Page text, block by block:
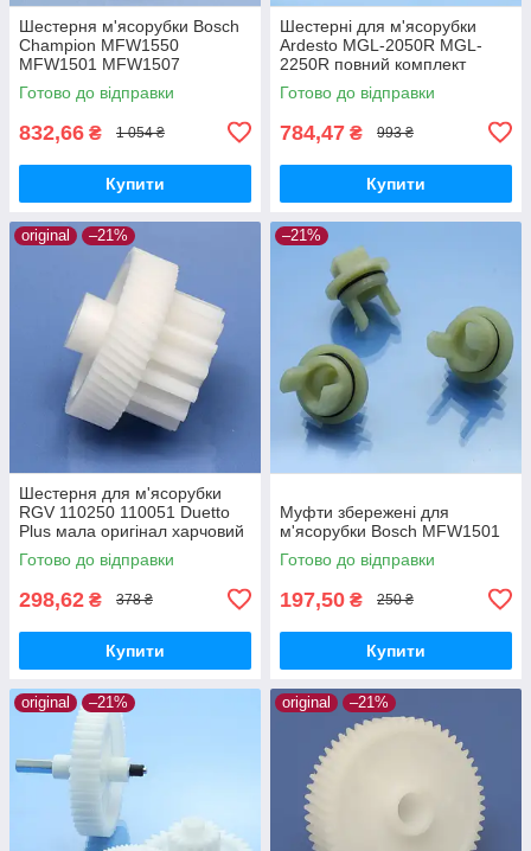
Шестерня м'ясорубки Bosch
Champion MFW1550
MFW1501 MFW1507
MFW1511 MFW1545 SFW1
CNFW2 оригінал Ø68 h25
Готово до відправки
832,66 ₴ 1 054 ₴
Купити
Шестерні для м'ясорубки
Ardesto MGL-2050R MGL-
2250R повний комплект
оригінал харчовий пластик
Готово до відправки
784,47 ₴ 993 ₴
Купити
original –21%
Шестерня для м'ясорубки
RGV 110250 110051 Duetto
Plus мала оригінал харчовий
пластик
Готово до відправки
298,62 ₴ 378 ₴
Купити
–21%
Муфти збережені для
м'ясорубки Bosch MFW1501
Готово до відправки
197,50 ₴ 250 ₴
Купити
original –21% original –21%